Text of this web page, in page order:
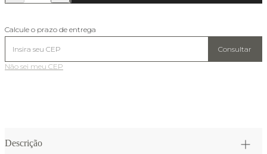
Calcule o prazo de entrega
Consultar
Não sei meu CEP
Descrição